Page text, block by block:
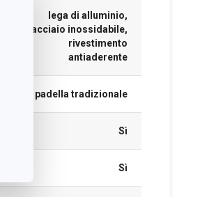
lega di alluminio,
acciaio inossidabile,
rivestimento
antiaderente
padella tradizionale
Sì
Sì